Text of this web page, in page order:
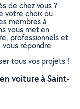
de chez vous ?
votre choix ou
membres à
vous met en
professionnels et
vous répondre
tous vos projets !
voiture à Saint-